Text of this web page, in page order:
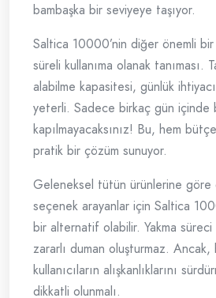
bambaşka bir seviyeye taşıyor.
Saltica 10000’nin diğer önemli
süreli kullanıma olanak
alabilme kapasitesi, günlük
yeterli. Sadece birkaç gün içinde
kapılmayacaksınız! Bu, hem
pratik bir çözüm sunuyor.
Geleneksel tütün ürünlerine göre
seçenek arayanlar için Saltica
bir alternatif olabilir. Yakma süreci
zararlı duman oluşturmaz. Ancak,
kullanıcıların alışkanlıklarını
dikkatli olunmalı.